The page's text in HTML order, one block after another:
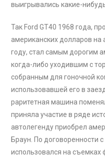
выигрывались какие-
Так Ford GT40 1968 года,
американских долларов на
году, стал самым дорогим
когда-либо уходившим с
собранным для гоночной
использовавшей его в
раритетная машина
приняла участие в ряде
автолегенду приобрел
Браун. По договоренности
использовался на